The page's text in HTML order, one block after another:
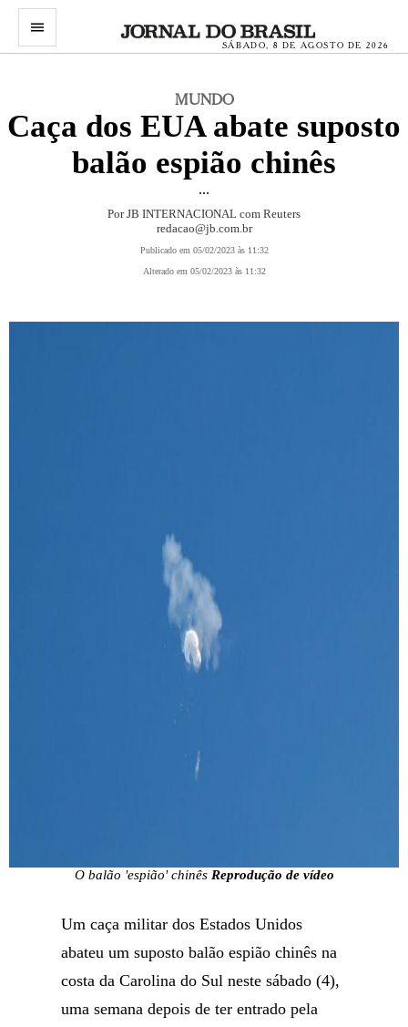
menu
SÁBADO, 8 DE AGOSTO DE 2026
MUNDO
Caça dos EUA abate suposto
balão espião chinês
...
Por JB INTERNACIONAL com Reuters
redacao@jb.com.br
Publicado em 05/02/2023 às 11:32
Alterado em 05/02/2023 às 11:32
O balão 'espião' chinês Reprodução de vídeo
Um caça militar dos Estados Unidos
abateu um suposto balão espião chinês na
costa da Carolina do Sul neste sábado (4),
uma semana depois de ter entrado pela